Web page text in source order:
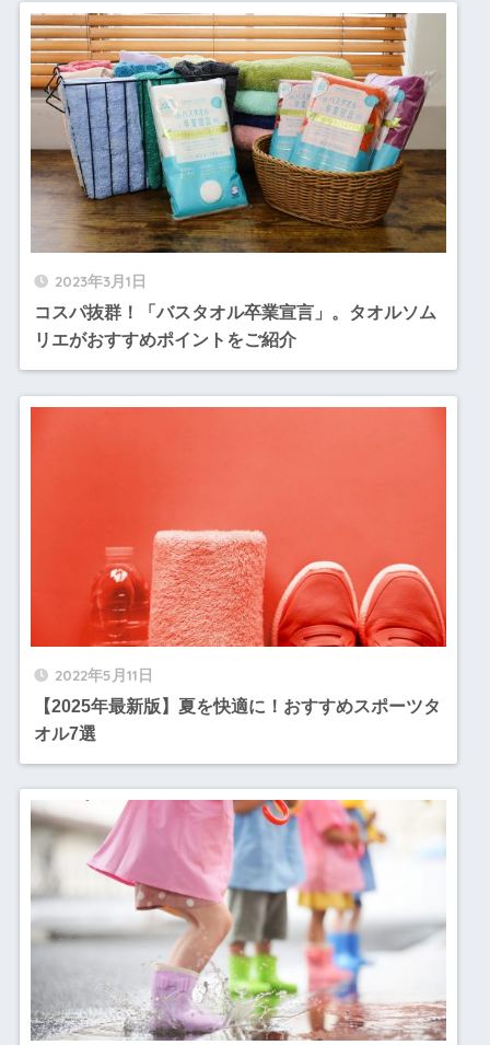
2023年3月1日
コスパ抜群！「バスタオル卒業宣言」。タオルソム
リエがおすすめポイントをご紹介
2022年5月11日
【2025年最新版】夏を快適に！おすすめスポーツタ
オル7選